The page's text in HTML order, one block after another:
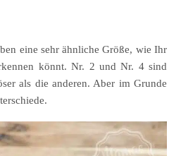
eine sehr ähnliche Größe, wie Ihr
könnt. Nr. 2 und Nr. 4 sind
als die anderen. Aber im Grunde